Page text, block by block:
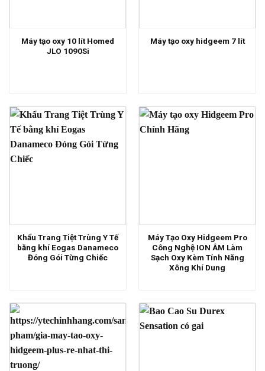
Máy tạo oxy 10 lít Homed
JLO 1090Si
Máy tạo oxy hidgeem 7 lít
Khẩu Trang Tiệt Trùng Y Tế
bằng khí Eogas Danameco
Đóng Gói Từng Chiếc
Máy Tạo Oxy Hidgeem Pro
Công Nghệ ION ÂM Làm
Sạch Oxy Kèm Tính Năng
Xông Khí Dung